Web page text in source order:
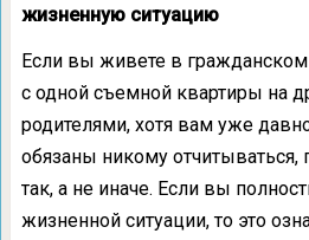
жизненную ситуацию
Если вы живете в гражданском
с одной съемной квартиры на
родителями, хотя вам уже
обязаны никому отчитываться,
так, а не иначе. Если вы
жизненной ситуации, то это